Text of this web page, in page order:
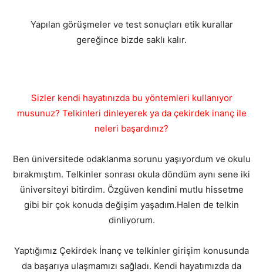
Yapılan görüşmeler ve test sonuçları etik kurallar
gereğince bizde saklı kalır.
Sizler kendi hayatınızda bu yöntemleri kullanıyor
musunuz? Telkinleri dinleyerek ya da çekirdek inanç ile
neleri başardınız?
Ben üniversitede odaklanma sorunu yaşıyordum ve okulu
bırakmıştım. Telkinler sonrası okula döndüm aynı sene iki
üniversiteyi bitirdim. Özgüven kendini mutlu hissetme
gibi bir çok konuda değişim yaşadım.Halen de telkin
dinliyorum.
Yaptığımız Çekirdek İnanç ve telkinler girişim konusunda
da başarıya ulaşmamızı sağladı. Kendi hayatımızda da